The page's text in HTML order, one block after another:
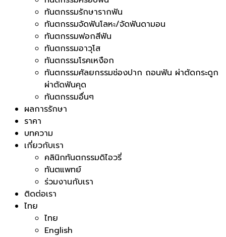
ทันตกรรมรักษารากฟัน
ทันตกรรมจัดฟันโลหะ/จัดฟันดามอน
ทันตกรรมฟอกสีฟัน
ทันตกรรมอาวุโส
ทันตกรรมโรคเหงือก
ทันตกรรมศัลยกรรมช่องปาก ถอนฟัน ผ่าตัดกระดูก
ผ่าตัดฟันคุด
ทันตกรรมอื่นๆ
ผลการรักษา
ราคา
บทความ
เกี่ยวกับเรา
คลินิกทันตกรรมดิไอวรี่
ทันตแพทย์
ร่วมงานกับเรา
ติดต่อเรา
ไทย
ไทย
English